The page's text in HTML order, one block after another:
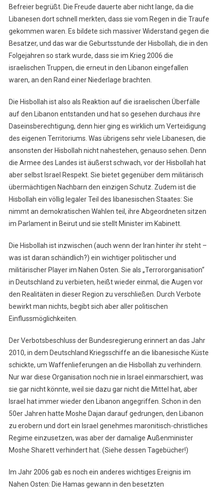
Befreier begrüßt. Die Freude dauerte aber nicht lange, da die
Libanesen dort schnell merkten, dass sie vom Regen in die Traufe
gekommen waren. Es bildete sich massiver Widerstand gegen die
Besatzer, und das war die Geburtsstunde der Hisbollah, die in den
Folgejahren so stark wurde, dass sie im Krieg 2006 die
israelischen Truppen, die erneut in den Libanon eingefallen
waren, an den Rand einer Niederlage brachten.
Die Hisbollah ist also als Reaktion auf die israelischen Überfälle
auf den Libanon entstanden und hat so gesehen durchaus ihre
Daseinsberechtigung, denn hier ging es wirklich um Verteidigung
des eigenen Territoriums. Was übrigens sehr viele Libanesen, die
ansonsten der Hisbollah nicht nahestehen, genauso sehen. Denn
die Armee des Landes ist äußerst schwach, vor der Hisbollah hat
aber selbst Israel Respekt. Sie bietet gegenüber dem militärisch
übermächtigen Nachbarn den einzigen Schutz. Zudem ist die
Hisbollah ein völlig legaler Teil des libanesischen Staates: Sie
nimmt an demokratischen Wahlen teil, ihre Abgeordneten sitzen
im Parlament in Beirut und sie stellt Minister im Kabinett.
Die Hisbollah ist inzwischen (auch wenn der Iran hinter ihr steht –
was ist daran schändlich?) ein wichtiger politischer und
militärischer Player im Nahen Osten. Sie als „Terrororganisation“
in Deutschland zu verbieten, heißt wieder einmal, die Augen vor
den Realitäten in dieser Region zu verschließen. Durch Verbote
bewirkt man nichts, begibt sich aber aller politischen
Einflussmöglichkeiten.
Der Verbotsbeschluss der Bundesregierung erinnert an das Jahr
2010, in dem Deutschland Kriegsschiffe an die libanesische Küste
schickte, um Waffenlieferungen an die Hisbollah zu verhindern.
Nur war diese Organisation noch nie in Israel einmarschiert, was
sie gar nicht könnte, weil sie dazu gar nicht die Mittel hat, aber
Israel hat immer wieder den Libanon angegriffen. Schon in den
50er Jahren hatte Moshe Dajan darauf gedrungen, den Libanon
zu erobern und dort ein Israel genehmes maronitisch-christliches
Regime einzusetzen, was aber der damalige Außenminister
Moshe Sharett verhindert hat. (Siehe dessen Tagebücher!)
Im Jahr 2006 gab es noch ein anderes wichtiges Ereignis im
Nahen Osten: Die Hamas gewann in den besetzten